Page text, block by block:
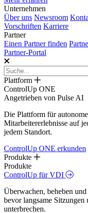
Unternehmen
Über uns Newsroom
Vorschriften Karriere
Partner
Einen Partner finden
Partner-Portal
Plattform
ControlUp ONE
Angetrieben von Pulse AI
Die Plattform für
Mitarbeitererlebnisse auf
jedem Standort.
ControlUp ONE erkunden
Produkte
Produkte
ControlUp für VDI
Überwachen, beheben
bevor langsame
unterbrechen.